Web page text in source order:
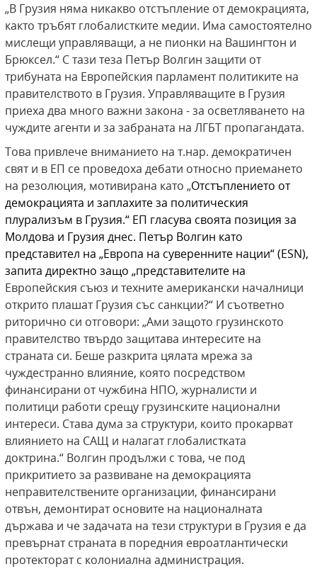
„В Грузия няма никакво отстъпление от демокрацията,
както тръбят глобалистките медии. Има самостоятелно
мислещи управляващи, а не пионки на Вашингтон и
Брюксел.“ С тази теза Петър Волгин защити от
трибуната на Европейския парламент политиките на
правителството в Грузия. Управляващите в Грузия
приеха два много важни закона - за осветляването на
чуждите агенти и за забраната на ЛГБТ пропагандата.
Това привлече вниманието на т.нар. демократичен
свят и в ЕП се проведоха дебати относно приемането
на резолюция, мотивирана като „Отстъплението от
демокрацията и заплахите за политическия
плурализъм в Грузия.“ ЕП гласува своята позиция за
Молдова и Грузия днес. Петър Волгин като
представител на „Европа на суверенните нации“ (ESN),
запита директно защо „представителите на
Европейския съюз и техните американски началници
открито плашат Грузия със санкции?“ И съответно
риторично си отговори: „Ами защото грузинското
правителство твърдо защитава интересите на
страната си. Беше разкрита цялата мрежа за
чуждестранно влияние, която посредством
финансирани от чужбина НПО, журналисти и
политици работи срещу грузинските национални
интереси. Става дума за структури, които прокарват
влиянието на САЩ и налагат глобалистката
доктрина.“ Волгин продължи с това, че под
прикритието за развиване на демокрацията
неправителствените организации, финансирани
отвън, демонтират основите на националната
държава и че задачата на тези структури в Грузия е да
превърнат страната в поредния евроатлантически
протекторат с колониална администрация.